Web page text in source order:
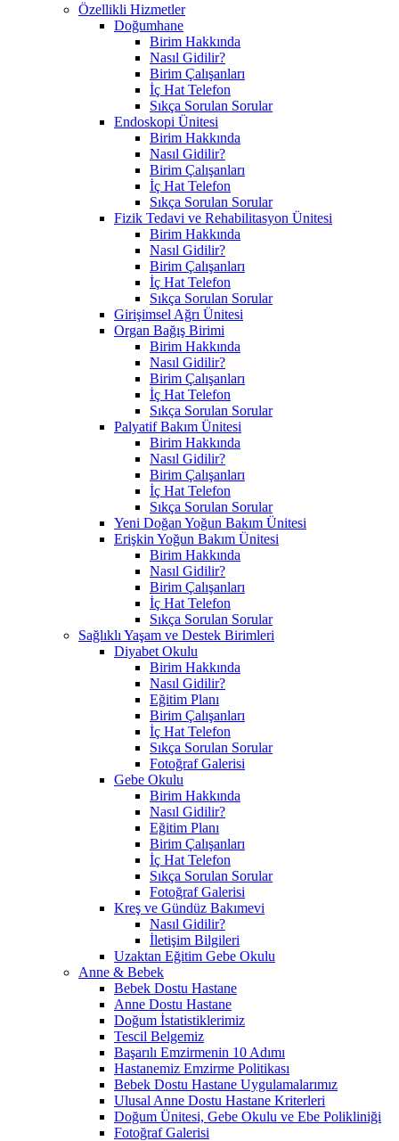
Özellikli Hizmetler
Doğumhane
Birim Hakkında
Nasıl Gidilir?
Birim Çalışanları
İç Hat Telefon
Sıkça Sorulan Sorular
Endoskopi Ünitesi
Birim Hakkında
Nasıl Gidilir?
Birim Çalışanları
İç Hat Telefon
Sıkça Sorulan Sorular
Fizik Tedavi ve Rehabilitasyon Ünitesi
Birim Hakkında
Nasıl Gidilir?
Birim Çalışanları
İç Hat Telefon
Sıkça Sorulan Sorular
Girişimsel Ağrı Ünitesi
Organ Bağış Birimi
Birim Hakkında
Nasıl Gidilir?
Birim Çalışanları
İç Hat Telefon
Sıkça Sorulan Sorular
Palyatif Bakım Ünitesi
Birim Hakkında
Nasıl Gidilir?
Birim Çalışanları
İç Hat Telefon
Sıkça Sorulan Sorular
Yeni Doğan Yoğun Bakım Ünitesi
Erişkin Yoğun Bakım Ünitesi
Birim Hakkında
Nasıl Gidilir?
Birim Çalışanları
İç Hat Telefon
Sıkça Sorulan Sorular
Sağlıklı Yaşam ve Destek Birimleri
Diyabet Okulu
Birim Hakkında
Nasıl Gidilir?
Eğitim Planı
Birim Çalışanları
İç Hat Telefon
Sıkça Sorulan Sorular
Fotoğraf Galerisi
Gebe Okulu
Birim Hakkında
Nasıl Gidilir?
Eğitim Planı
Birim Çalışanları
İç Hat Telefon
Sıkça Sorulan Sorular
Fotoğraf Galerisi
Kreş ve Gündüz Bakımevi
Nasıl Gidilir?
İletişim Bilgileri
Uzaktan Eğitim Gebe Okulu
Anne & Bebek
Bebek Dostu Hastane
Anne Dostu Hastane
Doğum İstatistiklerimiz
Tescil Belgemiz
Başarılı Emzirmenin 10 Adımı
Hastanemiz Emzirme Politikası
Bebek Dostu Hastane Uygulamalarımız
Ulusal Anne Dostu Hastane Kriterleri
Doğum Ünitesi, Gebe Okulu ve Ebe Polikliniği
Fotoğraf Galerisi